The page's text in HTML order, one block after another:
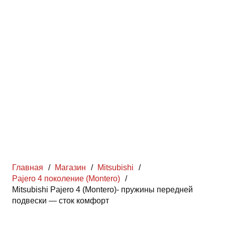
Главная / Магазин / Mitsubishi
/
Pajero 4 поколение (Montero) /
Mitsubishi Pajero 4 (Montero)- пружины передней
подвески — сток комфорт